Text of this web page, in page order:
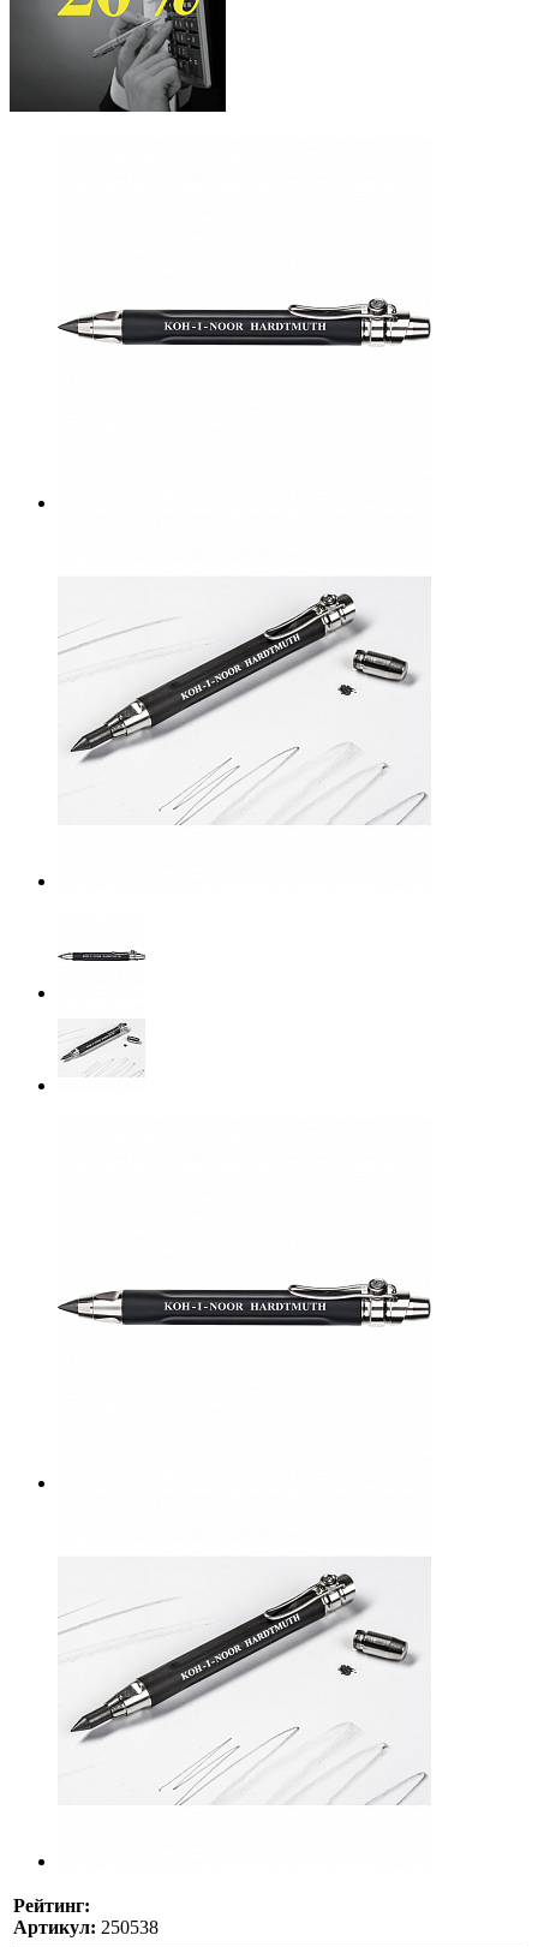
Рейтинг:
Артикул: 250538